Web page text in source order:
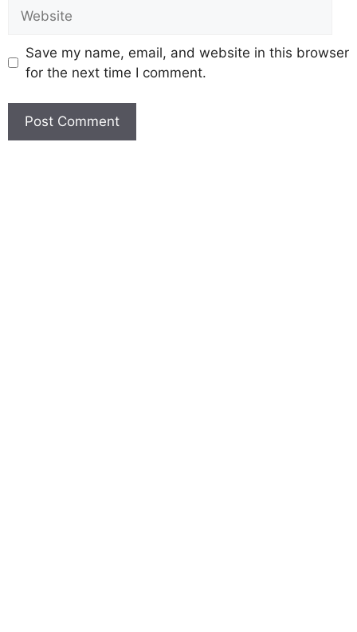
Save my name, email, and website in this browser
for the next time I comment.